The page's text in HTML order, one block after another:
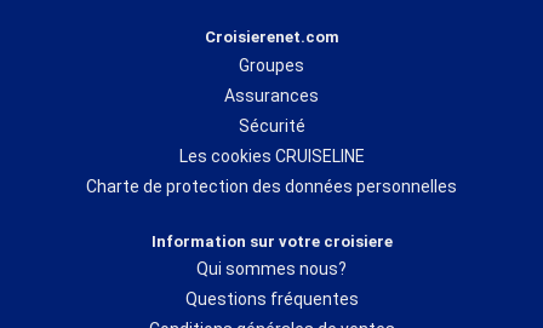
Croisierenet.com
Groupes
Assurances
Sécurité
Les cookies CRUISELINE
Charte de protection des données personnelles
Information sur votre croisiere
Qui sommes nous?
Questions fréquentes